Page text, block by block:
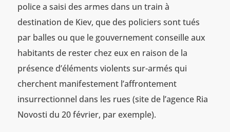
police a saisi des armes dans un train à
destination de Kiev, que des policiers sont tués
par balles ou que le gouvernement conseille aux
habitants de rester chez eux en raison de la
présence d’éléments violents sur-armés qui
cherchent manifestement l’affrontement
insurrectionnel dans les rues (site de l’agence Ria
Novosti du 20 février, par exemple).